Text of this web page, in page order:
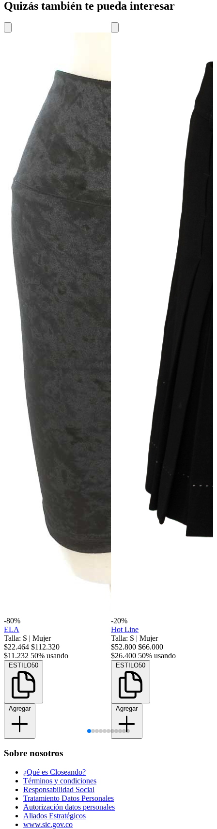
Quizás también te pueda interesar
-80%
ELA
Talla: S | Mujer
$22.464 $112.320
$11.232 50% usando
ESTILO50
Agregar
-20%
Hot Line
Talla: S | Mujer
$52.800 $66.000
$26.400 50% usando
ESTILO50
Agregar
Sobre nosotros
¿Qué es Closeando?
Términos y condiciones
Responsabilidad Social
Tratamiento Datos Personales
Autorización datos personales
Aliados Estratégicos
www.sic.gov.co